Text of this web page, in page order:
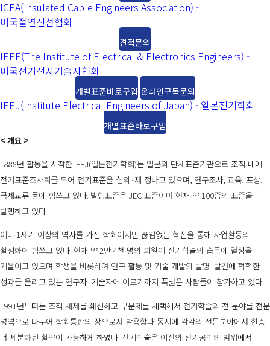
ICEA(Insulated Cable Engineers Association) -
미국절연전선협회
견적문의
IEEE(The Institute of Electrical & Electronics Engineers) -
미국전기전자기술자협회
개별표준바로구입 온라인구독문의
IEEJ(Institute Electrical Engineers of Japan) - 일본전기학회
개별표준바로구입
< 개요 >
1888년 활동을 시작한 IEEJ(일본전기학회)는 일본의 단체표준기관으로 조직 내에
전기표준조사회를 두어 전기표준을 심의 ·제 정하고 있으며, 연구조사, 교육, 포상,
국제교류 등에 힘쓰고 있다. 발행표준은 JEC 표준이며 현재 약 100종의 표준을
발행하고 있다.
이미 1세기 이상의 역사를 가진 학회이지만 끊임없는 혁신을 통해 사업활동의
활성화에 힘쓰고 있다. 현재 약2만4천 명의 회원이 전기학술의 습득에 열정을
기울이고 있으며 학생을 비롯하여 연구 활동 및 기술 개발의 발명 · 발견에 혁혁한
성과를 올리고 있는 연구자· 기술자에 이르기까지 폭넓은 사람들이 참가하고 있다.
1991 년부터는 조직 체제를 쇄신하고 부문제를 채택해서 전기학술의 전 분야를 전문
영역으로 나누어 학회통합의 장으로서 활용함과 동시에 각각의 전문분야에서 한층
더 세분화된 활약이 가능하게 하였다 전기학술은 이전의 전기공학의 범위에서